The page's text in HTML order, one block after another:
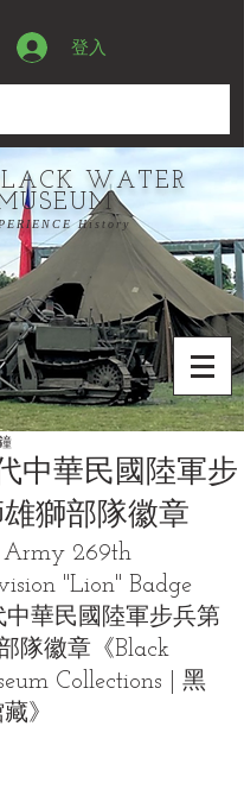
登入
WATER
History
中華民國陸軍步
獅部隊徽章
Army 269th
"Lion" Badge
中華民國陸軍步兵第
隊徽章 《Black
Collections | 黑
》